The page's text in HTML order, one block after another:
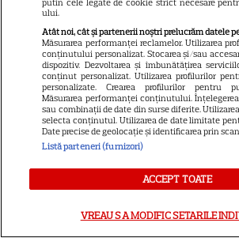
prin ce se
ALTE
VEDETE STRĂINE
ului.
Atât noi, cât și partenerii noștri prelucrăm datele
Măsurarea performanței reclamelor. Utilizarea
conținutului personalizat. Stocarea și/sau
dispozitiv. Dezvoltarea și îmbunătățirea
conținut personalizat. Utilizarea profilurilor
personalizate. Crearea profilurilor pentru
Măsurarea performanței conținutului.
sau combinații de date din surse diferite.
selecta conținutul. Utilizarea de date limitate
Date precise de geolocație și identificarea prin
Listă parteneri (furnizori)
ACCEPT TOATE
VREAU SA MODIFIC SETARILE